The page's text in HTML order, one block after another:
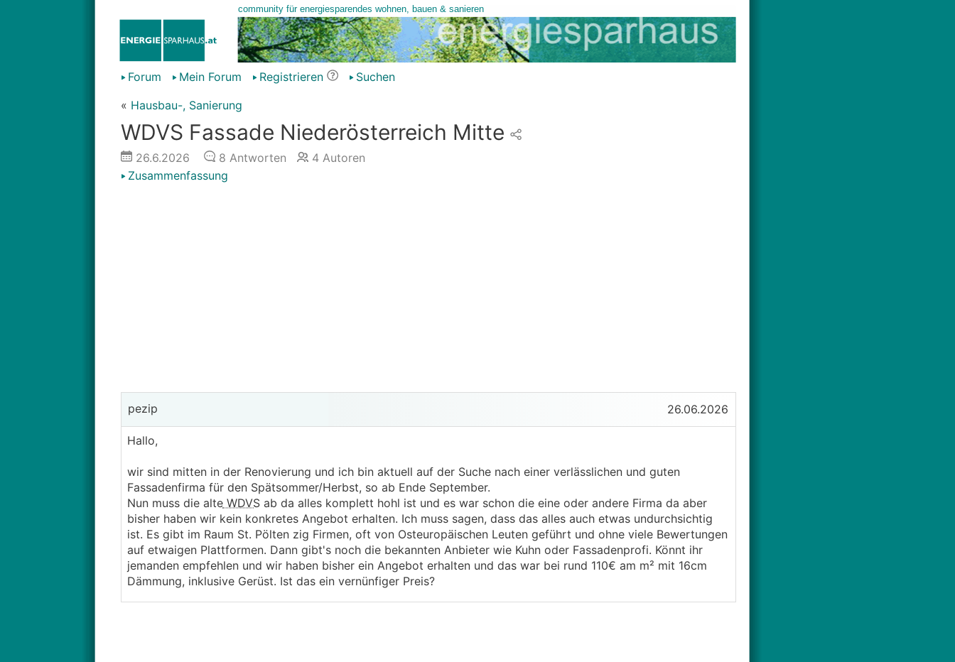
Forum Mein Forum Registrieren
Suchen
« Hausbau-, Sanierung
WDVS Fassade Niederösterreich Mitte
26.6.2026 8 Antworten 4Autoren
Zusammenfassung
pezip 26.06.2026
Hallo,
wir sind mitten in der Renovierung und ich bin aktuell auf der Suche nach einer verlässlichen und guten
Fassadenfirma für den Spätsommer/Herbst, so ab Ende September.
Nun muss die alteWDVSab da alles komplett hohl ist und es war schon die eine oder andere Firma da aber
bisher haben wir kein konkretes Angebot erhalten. Ich muss sagen, dass das alles auch etwas undurchsichtig
ist. Es gibt im Raum St. Pölten zig Firmen, oft von Osteuropäischen Leuten geführt und ohne viele Bewertungen
auf etwaigen Plattformen. Dann gibt's noch die bekannten Anbieter wie Kuhn oder Fassadenprofi. Könnt ihr
jemanden empfehlen und wir haben bisher ein Angebot erhalten und das war bei rund 110€ am m² mit 16cm
Dämmung, inklusive Gerüst. Ist das ein vernünfiger Preis?